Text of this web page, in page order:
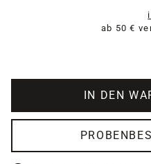
ab 50 €
IN DEN